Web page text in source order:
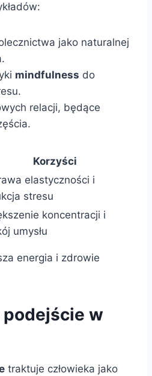
jako naturalnej
mindfulness do
relacji, będące
Korzyści
elastyczności i
stresu
koncentracji i
umysłu
energia i zdrowie
w
traktuje człowieka jako